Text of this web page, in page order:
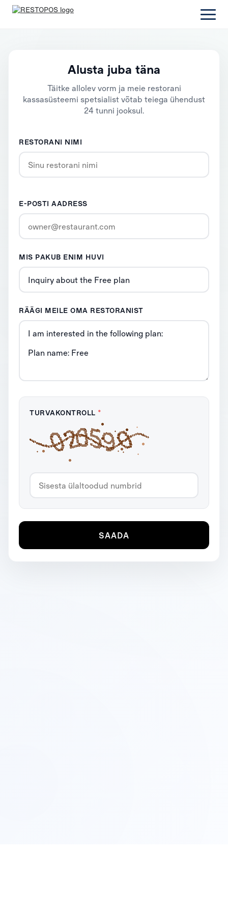
Alusta juba täna
Täitke allolev vorm ja meie restorani
kassasüsteemi spetsialist võtab teiega ühendust
24 tunni jooksul.
RESTORANI NIMI
E-POSTI AADRESS
MIS PAKUB ENIM HUVI
RÄÄGI MEILE OMA RESTORANIST
TURVAKONTROLL *
SAADA